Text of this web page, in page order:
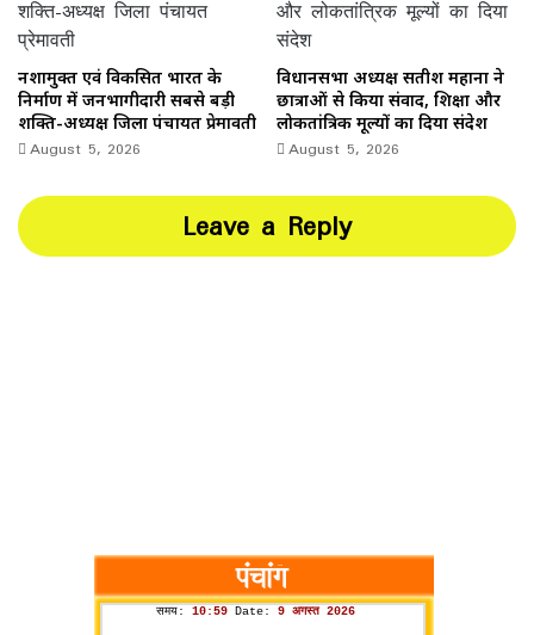
नशामुक्त एवं विकसित भारत के
निर्माण में जनभागीदारी सबसे बड़ी
शक्ति-अध्यक्ष जिला पंचायत प्रेमावती
August 5, 2026
विधानसभा अध्यक्ष सतीश महाना ने
छात्राओं से किया संवाद, शिक्षा और
लोकतांत्रिक मूल्यों का दिया संदेश
August 5, 2026
Leave a Reply